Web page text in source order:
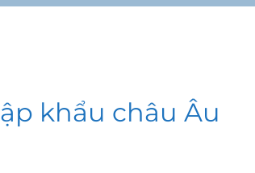
khẩu châu Âu